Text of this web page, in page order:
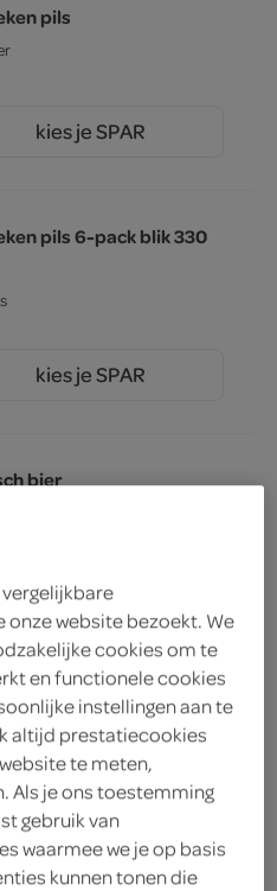
pils
kies je SPAR
pils 6-pack blik 330
kies je SPAR
bier
kies je SPAR
Pils
kies je SPAR
onze website bezoekt. We
cookies om te
en functionele cookies
instellingen aan te
altijd prestatiecookies
te meten,
Als je ons toestemming
gebruik van
waarmee we je op basis
kunnen tonen die